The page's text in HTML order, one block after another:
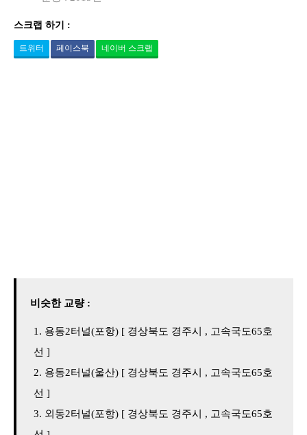
스크랩 하기 :
트위터 페이스북 네이버 스크랩
비슷한 교량 :
용동2터널(포항) [ 경상북도 경주시 , 고속국도65호
선 ]
용동2터널(울산) [ 경상북도 경주시 , 고속국도65호
선 ]
외동2터널(포항) [ 경상북도 경주시 , 고속국도65호